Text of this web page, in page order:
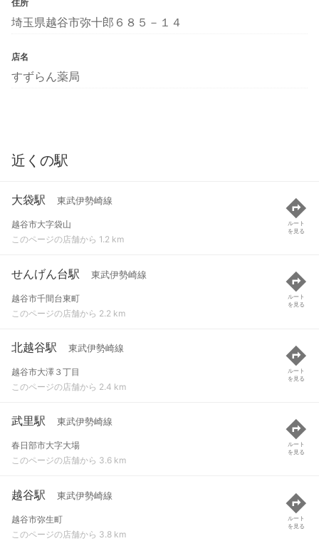
住所
埼玉県越谷市弥十郎６８５－１４
店名
すずらん薬局
近くの駅
大袋駅 東武伊勢崎線
越谷市大字袋山
このページの店舗から 1.2 km
ルート
を見る
せんげん台駅 東武伊勢崎線
越谷市千間台東町
このページの店舗から 2.2 km
ルート
を見る
北越谷駅 東武伊勢崎線
越谷市大澤３丁目
このページの店舗から 2.4 km
ルート
を見る
武里駅 東武伊勢崎線
春日部市大字大場
このページの店舗から 3.6 km
ルート
を見る
越谷駅 東武伊勢崎線
越谷市弥生町
このページの店舗から 3.8 km
ルート
を見る